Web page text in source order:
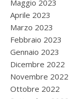
Maggio 2023
Aprile 2023
Marzo 2023
Febbraio 2023
Gennaio 2023
Dicembre 2022
Novembre 2022
Ottobre 2022